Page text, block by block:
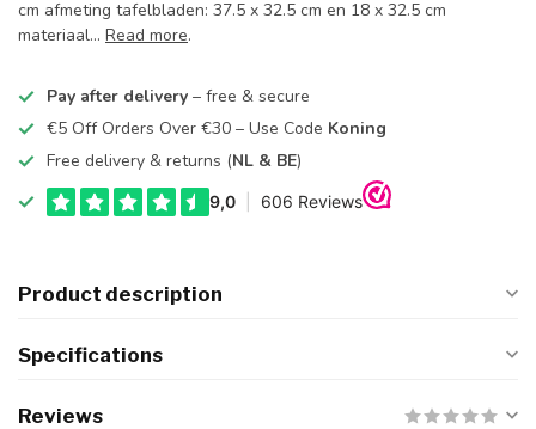
cm afmeting tafelbladen: 37.5 x 32.5 cm en 18 x 32.5 cm
materiaal... Read more.
Pay after delivery – free & secure
€5 Off Orders Over €30 – Use Code Koning
Free delivery & returns (NL & BE)
Product description
Specifications
Reviews